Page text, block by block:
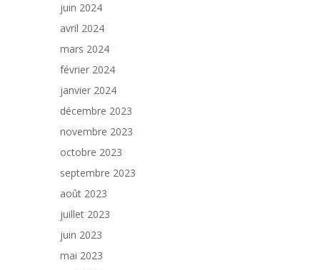
juin 2024
avril 2024
mars 2024
février 2024
janvier 2024
décembre 2023
novembre 2023
octobre 2023
septembre 2023
août 2023
juillet 2023
juin 2023
mai 2023